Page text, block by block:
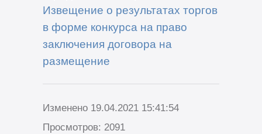
Извещение о результатах торгов
в форме конкурса на право
заключения договора на
размещение
Изменено 19.04.2021 15:41:54
Просмотров: 2091